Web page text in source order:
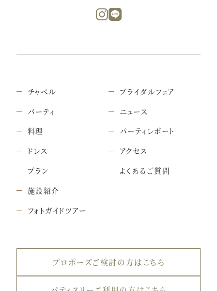
チャペル
パーティ
料理
ドレス
プラン
施設紹介
フォトガイドツアー
ブライダルフェア
ニュース
パーティレポート
アクセス
よくあるご質問
プロポーズご検討の方はこちら